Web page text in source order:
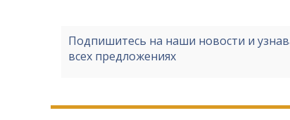
Подпишитесь на наши новости и
всех предложениях